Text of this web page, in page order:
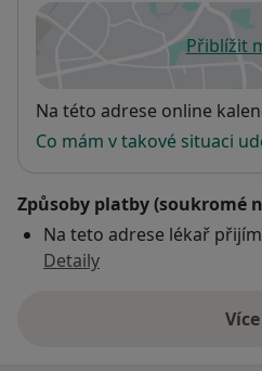
Přiblížit
Dostupnost
Na této adrese online
Co mám v takové situaci
Způsoby platby (soukromé
Na teto adrese lékař
Detaily
Více
o